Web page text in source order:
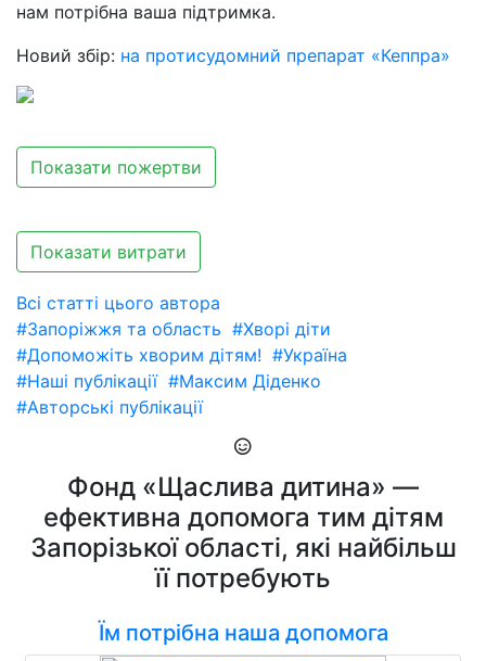
нам потрібна ваша підтримка.
Новий збір: на протисудомний препарат «Кеппра»
Показати пожертви
Показати витрати
Всі статті цього автора
#Запоріжжя та область #Хворі діти
#Допоможіть хворим дітям! #Україна
#Наші публікації #Максим Діденко
#Авторські публікації
Фонд «Щаслива дитина» —
ефективна допомога тим дітям
Запорізької області, які найбільш
її потребують
Їм потрібна наша допомога